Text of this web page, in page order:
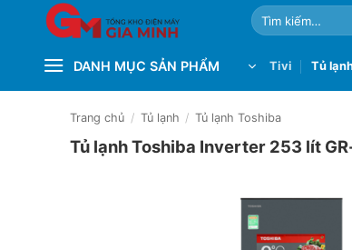
Tìm
kiếm:
DANH MỤC SẢN PHẨM Tivi Tủ
Trang chủ / Tủ lạnh / Tủ lạnh Toshiba
Tủ lạnh Toshiba Inverter 253 lít